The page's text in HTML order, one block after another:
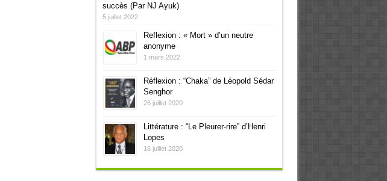
succès (Par NJ Ayuk)
5 juillet 2022
Reflexion : « Mort » d’un neutre
anonyme
1 mars 2022
Réflexion : “Chaka” de Léopold Sédar
Senghor
26 juillet 2020
Littérature : “Le Pleurer-rire” d’Henri
Lopes
16 juillet 2020